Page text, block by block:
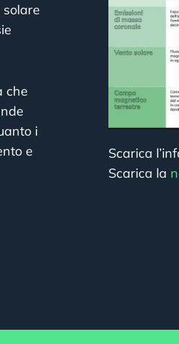
che
i
e
Scarica
Scarica la